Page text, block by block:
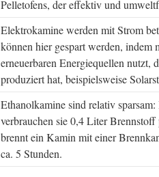
Pelletofens, der effektiv und
Elektrokamine werden mit Strom
können hier gespart werden, indem
erneuerbaren Energiequellen nutzt,
produziert hat, beispielsweise
Ethanolkamine sind relativ
verbrauchen sie 0,4 Liter Brennstoff
brennt ein Kamin mit einer
ca. 5 Stunden.